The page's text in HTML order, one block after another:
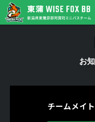
お
チームメイ